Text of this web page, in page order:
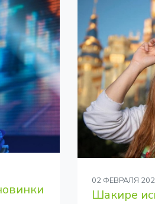
02 ФЕВРАЛЯ
Шакире